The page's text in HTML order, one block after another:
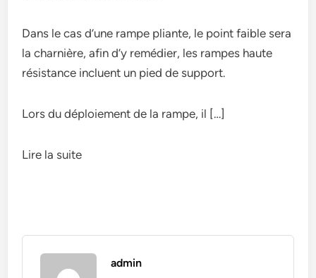
Dans le cas d’une rampe pliante, le point faible sera
la charnière, afin d’y remédier, les rampes haute
résistance incluent un pied de support.
Lors du déploiement de la rampe, il […]
Lire la suite
admin